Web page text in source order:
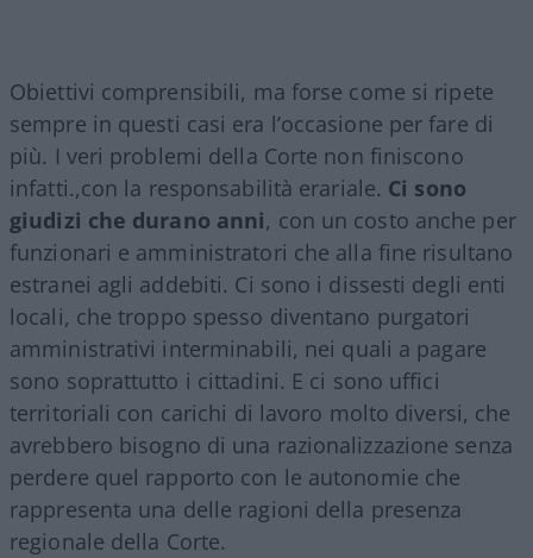
Obiettivi comprensibili, ma forse come si ripete
sempre in questi casi era l’occasione per fare di
più. I veri problemi della Corte non finiscono
infatti.,con la responsabilità erariale. Ci sono
giudizi che durano anni, con un costo anche per
funzionari e amministratori che alla fine risultano
estranei agli addebiti. Ci sono i dissesti degli enti
locali, che troppo spesso diventano purgatori
amministrativi interminabili, nei quali a pagare
sono soprattutto i cittadini. E ci sono uffici
territoriali con carichi di lavoro molto diversi, che
avrebbero bisogno di una razionalizzazione senza
perdere quel rapporto con le autonomie che
rappresenta una delle ragioni della presenza
regionale della Corte.